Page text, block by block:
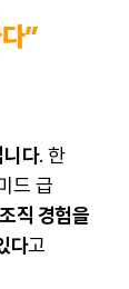
”
니다. 한
드 급
직 경험을
다고